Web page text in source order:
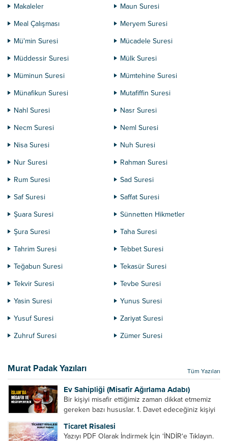
Makaleler
Maun Suresi
Meal Çalışması
Meryem Suresi
Mü'min Suresi
Mücadele Suresi
Müddessir Suresi
Mülk Suresi
Müminun Suresi
Mümtehine Suresi
Münafikun Suresi
Mutafiffin Suresi
Nahl Suresi
Nasr Suresi
Necm Suresi
Neml Suresi
Nisa Suresi
Nuh Suresi
Nur Suresi
Rahman Suresi
Rum Suresi
Sad Suresi
Saf Suresi
Saffat Suresi
Şuara Suresi
Sünnetten Hikmetler
Şura Suresi
Taha Suresi
Tahrim Suresi
Tebbet Suresi
Teğabun Suresi
Tekasür Suresi
Tekvir Suresi
Tevbe Suresi
Yasin Suresi
Yunus Suresi
Yusuf Suresi
Zariyat Suresi
Zuhruf Suresi
Zümer Suresi
Murat Padak Yazıları Tüm Yazıları
Ev Sahipliği (Misafir Ağırlama Adabı)
Bir kişiyi misafir ettiğimiz zaman dikkat etmemiz
gereken bazı hususlar. 1. Davet edeceğiniz kişiyi
önce, bir hafta önce veya gün içinde davet edin....
Ticaret Risalesi
Yazıyı PDF Olarak İndirmek İçin ‘İNDİR‘e Tıklayın.